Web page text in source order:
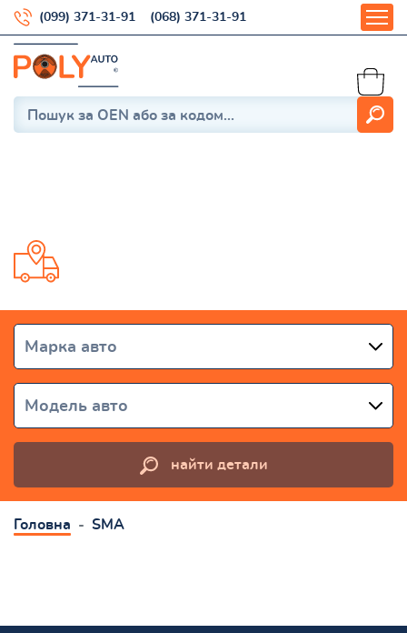
(099) 371-31-91 (068) 371-31-91
Марка авто
Модель авто
найти детали
Головна SMA